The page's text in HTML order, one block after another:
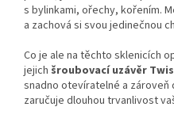
s bylinkami, ořechy, kořením.
a zachová si svou jedinečnou
Co je ale na těchto sklenicích
jejich šroubovací uzávěr
snadno otevíratelné a
zaručuje dlouhou trvanlivost